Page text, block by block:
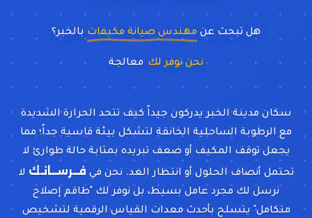
هل تبحث عن مهندس صيانة مكيفات بالخبر؟
نحن نوفر لك معالجة تسريب وتعبئ
سكان مدينة الخبر يدركون جيداً كيف تتحد الحرارة الشديدة
مع الرطوبة الساحلية الخانقة لتشكل بيئة قاسية جداً؛ مما
يجعل توقف المكيف أو ضعف تبريده بمثابة حالة طوارئ لا
تحتمل أنصاف الحلول أو انتظار الغد. نحن في فــرســانـك لا
نرسل لك مجرد عامل بسيط، بل نوفر لك "طاقم إصلاح
متكامل" يتسلح بأحدث معدات القياس الرقمية لتشخيص